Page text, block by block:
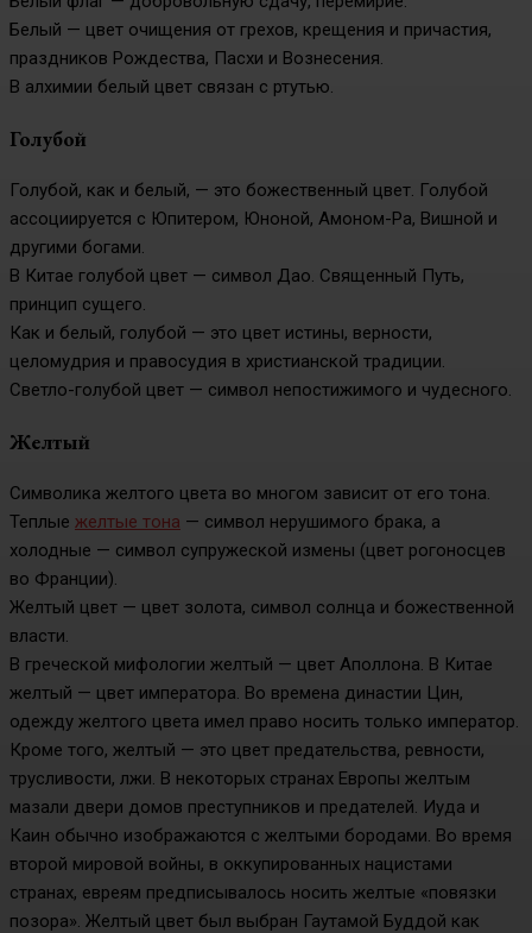
Белый — цвет очищения от грехов, крещения и причастия,
праздников Рождества, Пасхи и Вознесения.
В алхимии белый цвет связан с ртутью.
Голубой
Голубой, как и белый, — это божественный цвет. Голубой
ассоциируется с Юпитером, Юноной, Амоном-Ра, Вишной и
другими богами.
В Китае голубой цвет — символ Дао. Священный Путь,
принцип сущего.
Как и белый, голубой — это цвет истины, верности,
целомудрия и правосудия в христианской традиции.
Светло-голубой цвет — символ непостижимого и чудесного.
Желтый
Символика желтого цвета во многом зависит от его тона.
Теплые желтые тона — символ нерушимого брака, а
холодные — символ супружеской измены (цвет рогоносцев
во Франции).
Желтый цвет — цвет золота, символ солнца и божественной
власти.
В греческой мифологии желтый — цвет Аполлона. В Китае
желтый — цвет императора. Во времена династии Цин,
одежду желтого цвета имел право носить только император.
Кроме того, желтый — это цвет предательства, ревности,
трусливости, лжи. В некоторых странах Европы желтым
мазали двери домов преступников и предателей. Иуда и
Каин обычно изображаются с желтыми бородами. Во время
второй мировой войны, в оккупированных нацистами
странах, евреям предписывалось носить желтые «повязки
позора». Желтый цвет был выбран Гаутамой Буддой как